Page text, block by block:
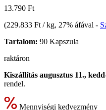
13.790 Ft
(229.833 Ft / kg, 27% áfával -
Tartalom: 90 Kapszula
raktáron
Kiszállítás augusztus 11., kedd
rendel.
Mennyiségi kedvezmény